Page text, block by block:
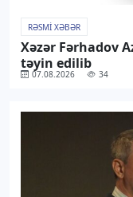
RƏSMI XƏBƏR
Xəzər Fərhadov
təyin edilib
07.08.2026 34